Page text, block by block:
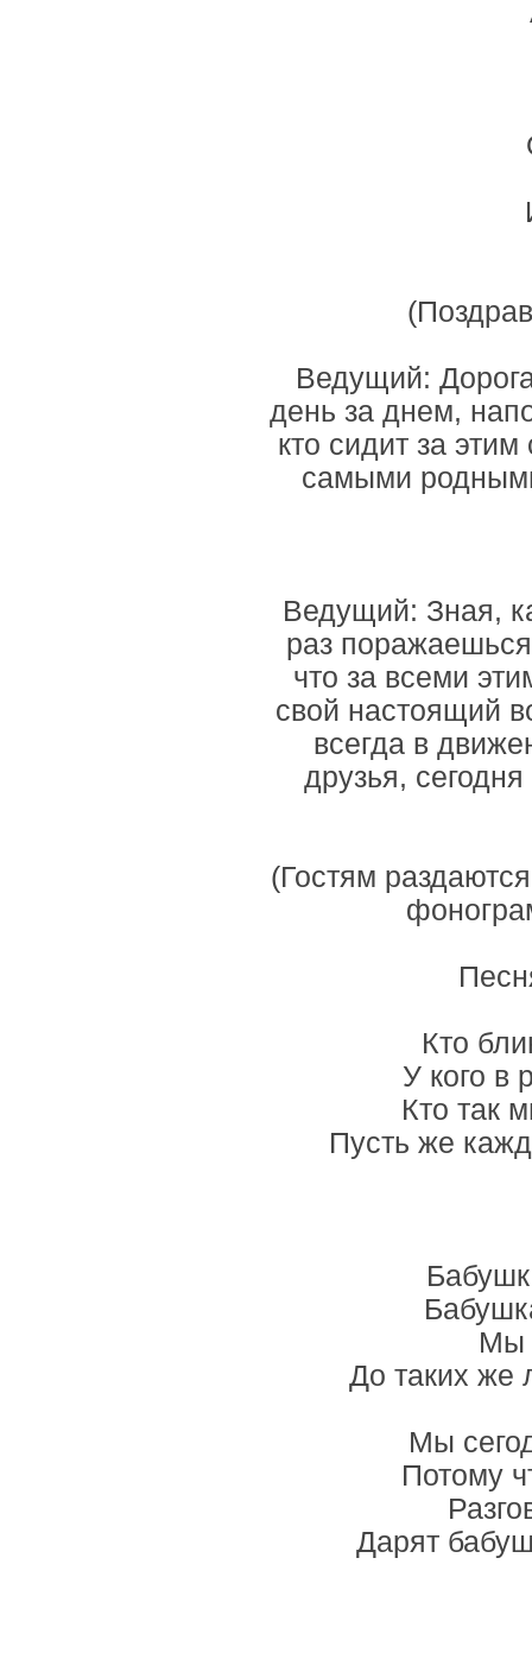
Ведущий:
день за днем,
кто сидит за
самыми
Ведущий: Зная,
раз
что за всеми
свой настоящий
всегда в
друзья,
(Гостям
Кто
У кого в
Кто так
Пусть же
Мы
До таких же
Мы
Потому
Дарят